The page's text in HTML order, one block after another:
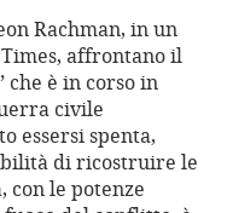
Rachman, in un
affrontano il
è in corso in
civile
essersi spenta,
di ricostruire le
con le potenze